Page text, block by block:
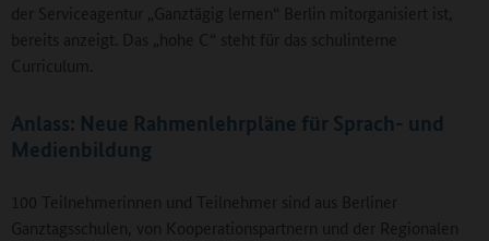
der Serviceagentur „Ganztägig lernen“ Berlin mitorganisiert ist,
bereits anzeigt. Das „hohe C“ steht für das schulinterne
Curriculum.
Anlass: Neue Rahmenlehrpläne für Sprach- und
Medienbildung
100 Teilnehmerinnen und Teilnehmer sind aus Berliner
Ganztagsschulen, von Kooperationspartnern und der Regionalen